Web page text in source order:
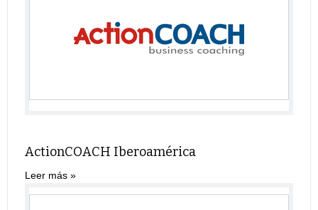
ActionCOACH Iberoamérica
Leer más